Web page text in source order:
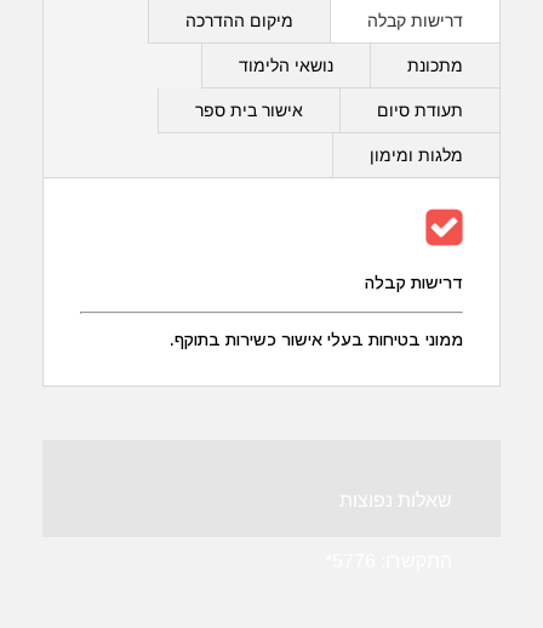
דרישות קבלה מיקום ההדרכה
מתכונת נושאי הלימוד
תעודת סיום אישור בית ספר
מלגות ומימון
דרישות קבלה
ממוני בטיחות בעלי אישור כשירות בתוקף.
שאלות נפוצות